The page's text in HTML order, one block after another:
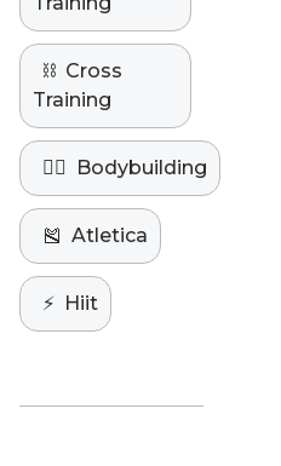
⛓️ Cross
Training
🏋️‍♀️ Bodybuilding
🎽 Atletica
⚡️ Hiit